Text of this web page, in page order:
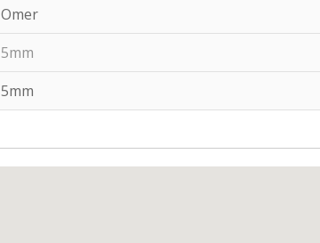
Omer
5mm
5mm